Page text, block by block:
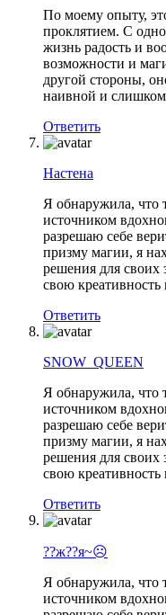
По моему опыту,
проклятием. С
жизнь радость и
возможности и
другой стороны,
наивной и слишком
Ответить
Настена
Я обнаружила, что
источником
разрешаю себе
призму магии, я
решения для своих
свою
Ответить
SNOW_QUEEN
Я обнаружила, что
источником
разрешаю себе
призму магии, я
решения для своих
свою
Ответить
??ж??я~☹
Я обнаружила, что
источником